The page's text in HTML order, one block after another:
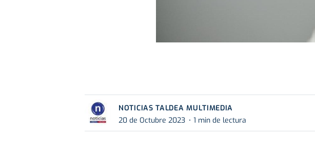
NOTICIAS TALDEA MULTIMEDIA
20 de Octubre 2023
1 min de lectura